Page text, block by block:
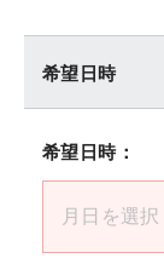
希望日時
希望日時：